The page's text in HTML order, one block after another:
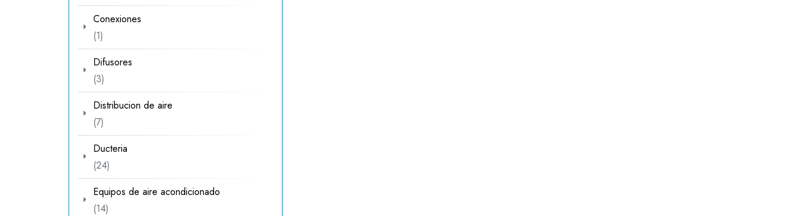
productos
Conexiones
11
producto
Difusores
33
productos
Distribucion de aire
77
productos
Ducteria
2424
productos
Equipos de aire acondicionado
1414